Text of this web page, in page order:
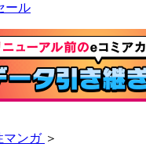
ール
マンガ ＞